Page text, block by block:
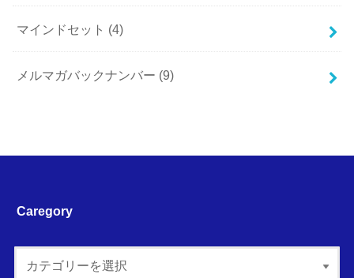
マインドセット (4)
メルマガバックナンバー (9)
Caregory